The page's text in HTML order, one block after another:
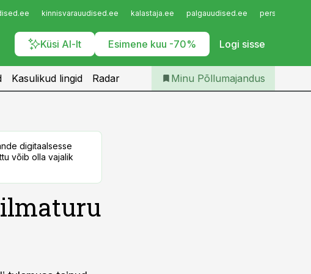
kinnisvarauudised.ee kalastaja.ee palgauudised.ee
Küsi AI-lt Esimene kuu -70% Logi sisse
Iseteenindus
Telli Põllumajandus
Kasulikud lingid Radar Minu Põllumajandus
digitaalsesse
võib olla vajalik